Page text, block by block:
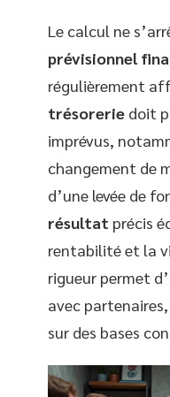
Le calcul ne
prévisionnel
régulièrement
trésorerie doit
imprévus,
changement de
d’une levée de
résultat précis
rentabilité et la
rigueur permet
avec
sur des bases